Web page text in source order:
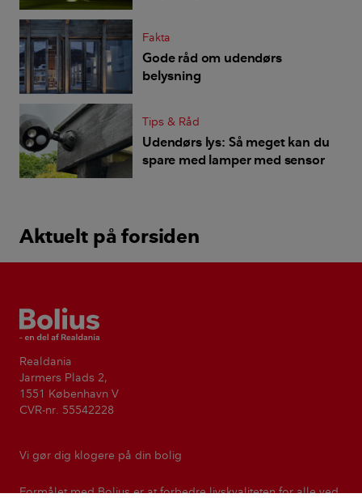
Fakta
Gode råd om udendørs
belysning
Tips & Råd
Udendørs lys: Så meget kan du
spare med lamper med sensor
Aktuelt på forsiden
Bolius
Realdania
Jarmers Plads 2,
1551 København V
CVR-nr. 55542228
Vi gør dig klogere på din bolig
Formålet med Bolius er at forbedre livskvaliteten for alle ved